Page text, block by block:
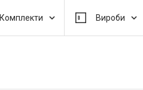
Комплекти Вироби